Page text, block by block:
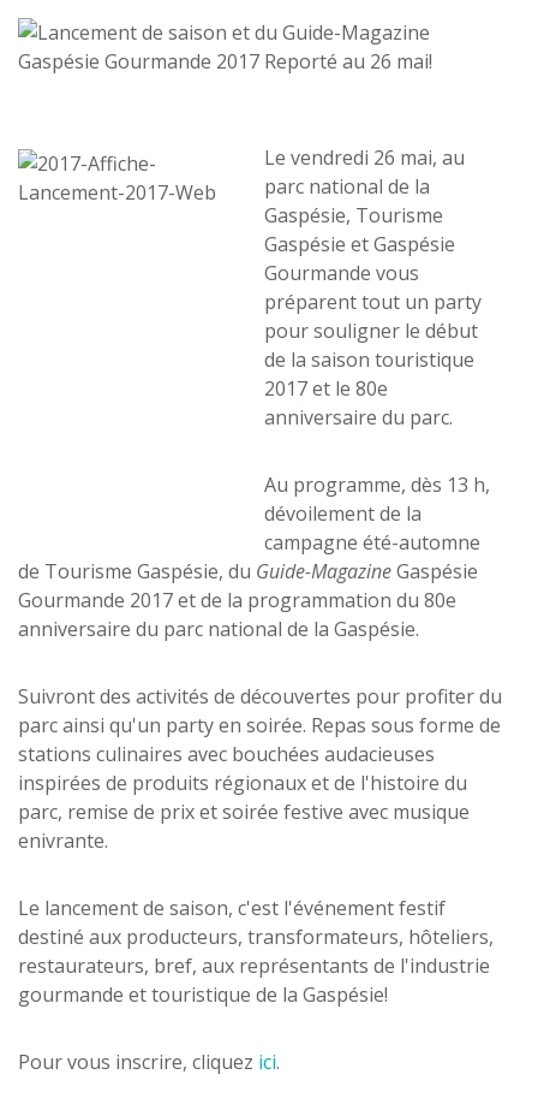
Le vendredi 26 mai, au
parc national de la
Gaspésie, Tourisme
Gaspésie et Gaspésie
Gourmande vous
préparent tout un party
pour souligner le début
de la saison touristique
2017 et le 80e
anniversaire du parc.
Au programme, dès 13 h,
dévoilement de la
campagne été-automne
de Tourisme Gaspésie, du Guide-MagazineGaspésie
Gourmande 2017 et de la programmation du 80e
anniversaire du parc national de la Gaspésie.
Suivront des activités de découvertes pour profiter du
parc ainsi qu'un party en soirée. Repas sous forme de
stations culinaires avec bouchées audacieuses
inspirées de produits régionaux et de l'histoire du
parc, remise de prix et soirée festive avec musique
enivrante.
Le lancement de saison, c'est l'événement festif
destiné aux producteurs, transformateurs, hôteliers,
restaurateurs, bref, aux représentants de l'industrie
gourmande et touristique de la Gaspésie!
Pour vous inscrire, cliquez ici.